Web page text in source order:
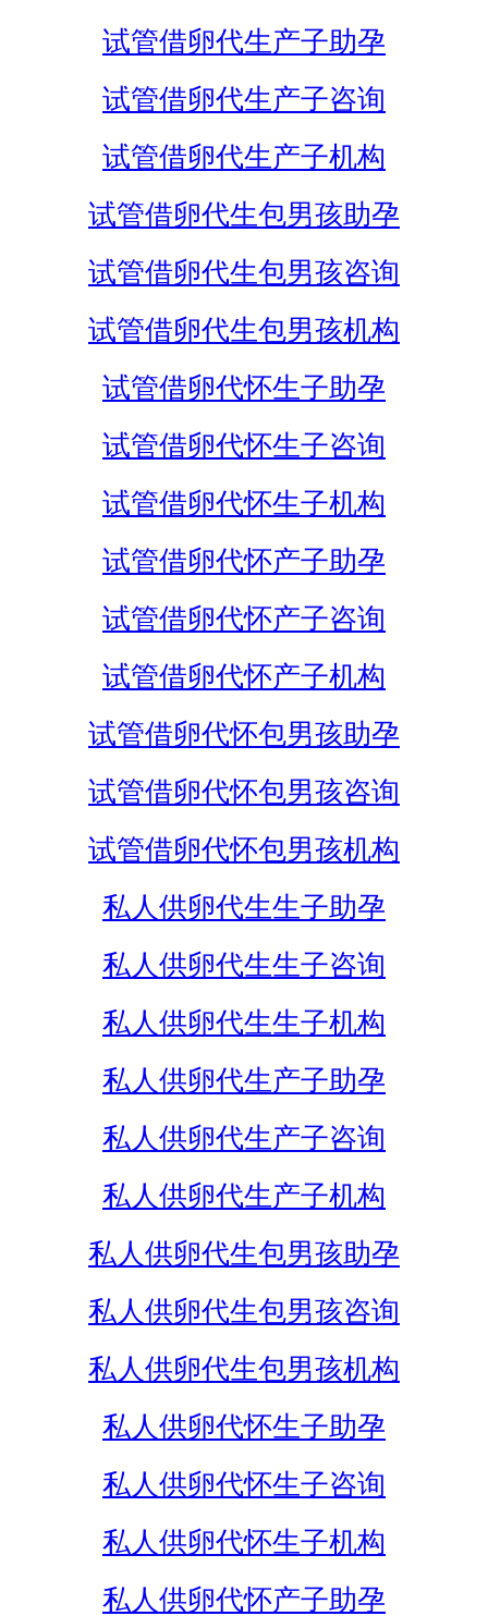
试管借卵代生产子助孕
试管借卵代生产子咨询
试管借卵代生产子机构
试管借卵代生包男孩助孕
试管借卵代生包男孩咨询
试管借卵代生包男孩机构
试管借卵代怀生子助孕
试管借卵代怀生子咨询
试管借卵代怀生子机构
试管借卵代怀产子助孕
试管借卵代怀产子咨询
试管借卵代怀产子机构
试管借卵代怀包男孩助孕
试管借卵代怀包男孩咨询
试管借卵代怀包男孩机构
私人供卵代生生子助孕
私人供卵代生生子咨询
私人供卵代生生子机构
私人供卵代生产子助孕
私人供卵代生产子咨询
私人供卵代生产子机构
私人供卵代生包男孩助孕
私人供卵代生包男孩咨询
私人供卵代生包男孩机构
私人供卵代怀生子助孕
私人供卵代怀生子咨询
私人供卵代怀生子机构
私人供卵代怀产子助孕